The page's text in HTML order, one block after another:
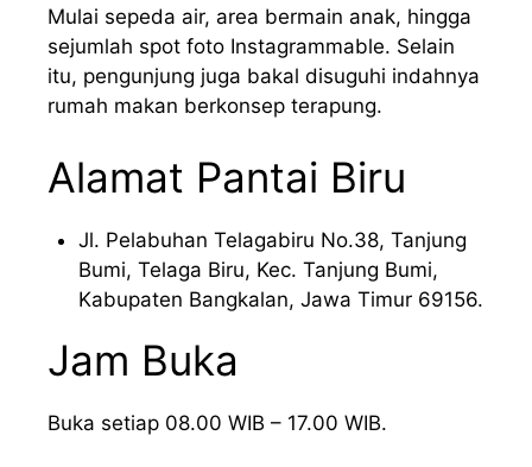
Mulai sepeda air, area bermain anak, hingga
sejumlah spot foto Instagrammable. Selain
itu, pengunjung juga bakal disuguhi indahnya
rumah makan berkonsep terapung.
Alamat Pantai Biru
Jl. Pelabuhan Telagabiru No.38, Tanjung
Bumi, Telaga Biru, Kec. Tanjung Bumi,
Kabupaten Bangkalan, Jawa Timur 69156.
Jam Buka
Buka setiap 08.00 WIB – 17.00 WIB.